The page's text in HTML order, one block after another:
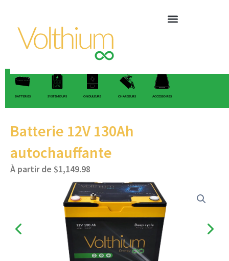
contenu
BATTERIES SYSTÈME UPS ONDULEURS CHARGEURS ACCESSOIRES
Batterie 12V 130Ah
autochauffante
À partir de $1,149.98